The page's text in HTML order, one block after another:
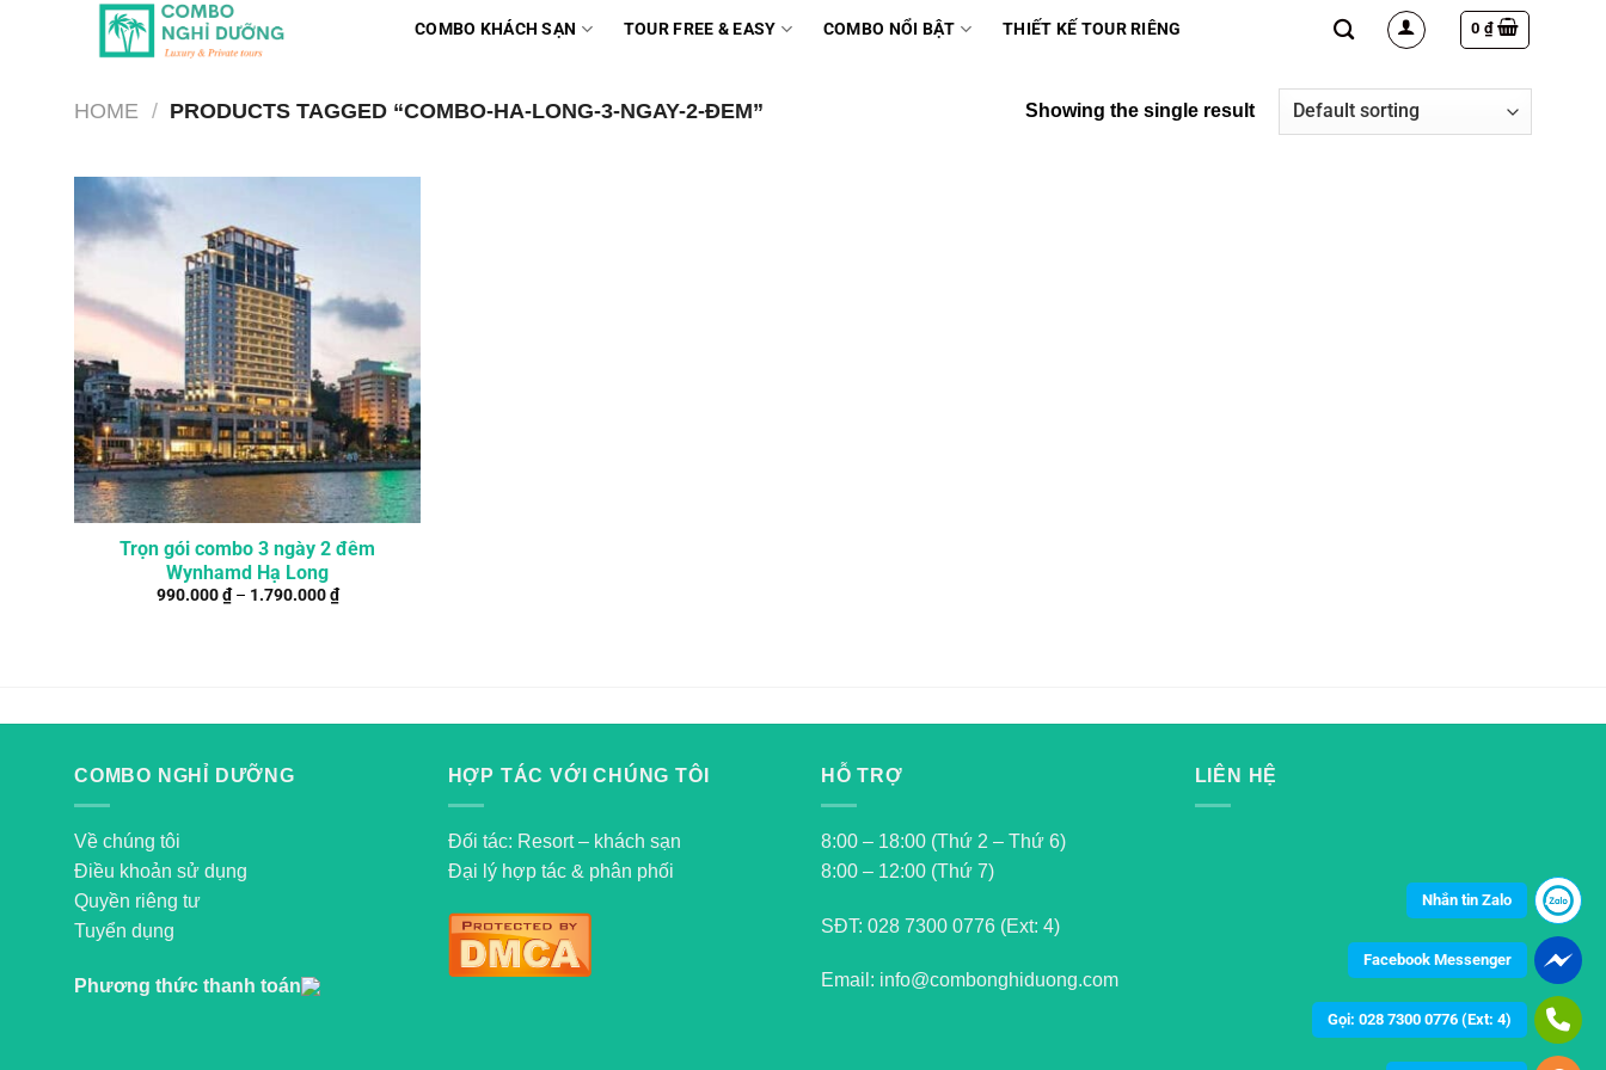
COMBO KHÁCH SẠN TOUR FREE & EASY COMBO NỔI BẬT THIẾT KẾ TOUR RIÊNG 0 ₫
HOME / PRODUCTS TAGGED “COMBO-HA-LONG-3-NGAY-2-ĐEM” Showing the single result
Trọn gói combo 3 ngày 2 đêm
Wynhamd Hạ Long
990.000₫– 1.790.000₫
COMBO NGHỈ DƯỠNG
Về chúng tôi
Điều khoản sử dụng
Quyền riêng tư
Tuyển dụng
Phương thức thanh toán
HỢP TÁC VỚI CHÚNG TÔI
Đối tác: Resort – khách sạn
Đại lý hợp tác & phân phối
HỖ TRỢ
8:00 – 18:00 (Thứ 2 – Thứ 6)
8:00 – 12:00 (Thứ 7)
SĐT: 028 7300 0776 (Ext: 4)
Email: info@combonghiduong.com
LIÊN HỆ
Nhắn tin Zalo
Facebook Messenger
Gọi: 028 7300 0776 (Ext: 4)